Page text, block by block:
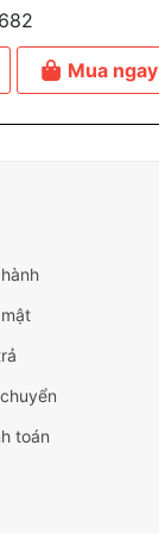
Mua ngay
toán